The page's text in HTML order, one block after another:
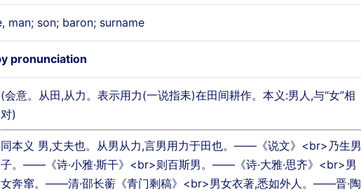
man; son; baron; surname
pronunciation
(会意。从田,从力。表示用力(一说指耒)在田间耕作。本义:男人,与“女”相
对)
同本义 男,丈夫也。从男从力,言男用力于田也。——《说文》<br>乃生男
子。——《诗·小雅·斯干》<br>则百斯男。——《诗·大雅·思齐》<br>男
女奔窜。——清·邵长蘅《青门剩稿》<br>男女衣著,悉如外人。——晋·陶